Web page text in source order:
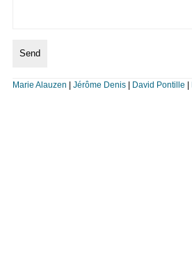
Marie Alauzen Jérôme Denis| David Pontille